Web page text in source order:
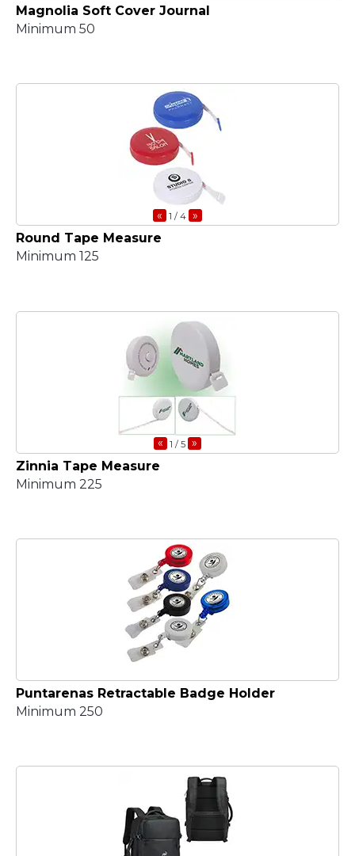
Magnolia Soft Cover Journal
Minimum 50
« 1 / 4 »
Round Tape Measure
Minimum 125
« 1 / 5 »
Zinnia Tape Measure
Minimum 225
Puntarenas Retractable Badge Holder
Minimum 250